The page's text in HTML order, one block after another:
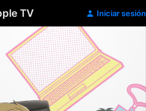
TV Iniciar sesión